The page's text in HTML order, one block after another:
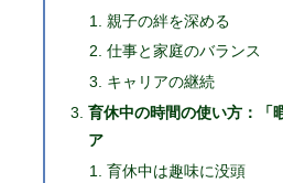
親子の絆を深める
仕事と家庭のバランス
キャリアの継続
育休中の時間の使い方：「
ア
育休中は趣味に没頭